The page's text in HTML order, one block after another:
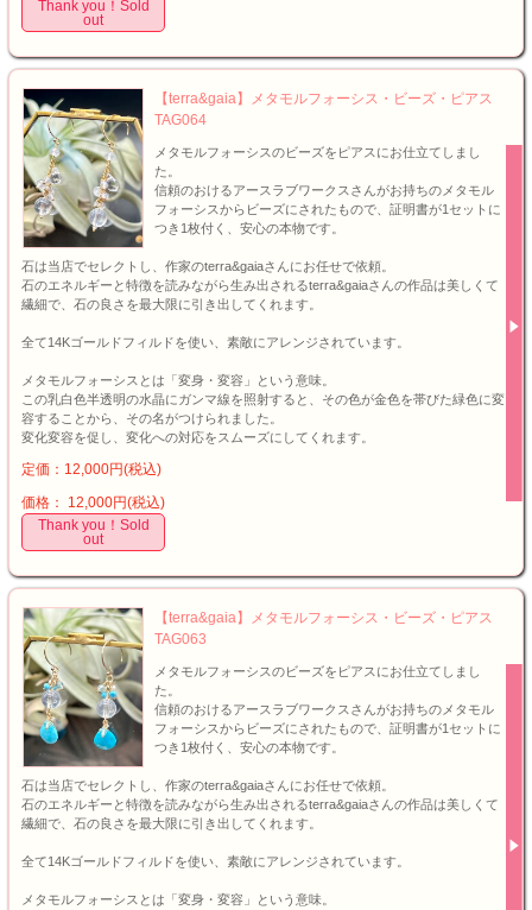
Thank you！Sold
out
【terra&gaia】メタモルフォーシス・ビーズ・ピアス
TAG064
メタモルフォーシスのビーズをピアスにお仕立てしまし
た。
信頼のおけるアースラブワークスさんがお持ちのメタモル
フォーシスからビーズにされたもので、証明書が1セットに
つき1枚付く、安心の本物です。
石は当店でセレクトし、作家のterra&gaiaさんにお任せで依頼。
石のエネルギーと特徴を読みながら生み出されるterra&gaiaさんの作品は美しくて
繊細で、石の良さを最大限に引き出してくれます。
全て14Kゴールドフィルドを使い、素敵にアレンジされています。
メタモルフォーシスとは「変身・変容」という意味。
この乳白色半透明の水晶にガンマ線を照射すると、その色が金色を帯びた緑色に変
容することから、その名がつけられました。
変化変容を促し、変化への対応をスムーズにしてくれます。
定価：12,000円(税込)
価格： 12,000円(税込)
Thank you！Sold
out
【terra&gaia】メタモルフォーシス・ビーズ・ピアス
TAG063
メタモルフォーシスのビーズをピアスにお仕立てしまし
た。
信頼のおけるアースラブワークスさんがお持ちのメタモル
フォーシスからビーズにされたもので、証明書が1セットに
つき1枚付く、安心の本物です。
石は当店でセレクトし、作家のterra&gaiaさんにお任せで依頼。
石のエネルギーと特徴を読みながら生み出されるterra&gaiaさんの作品は美しくて
繊細で、石の良さを最大限に引き出してくれます。
全て14Kゴールドフィルドを使い、素敵にアレンジされています。
メタモルフォーシスとは「変身・変容」という意味。